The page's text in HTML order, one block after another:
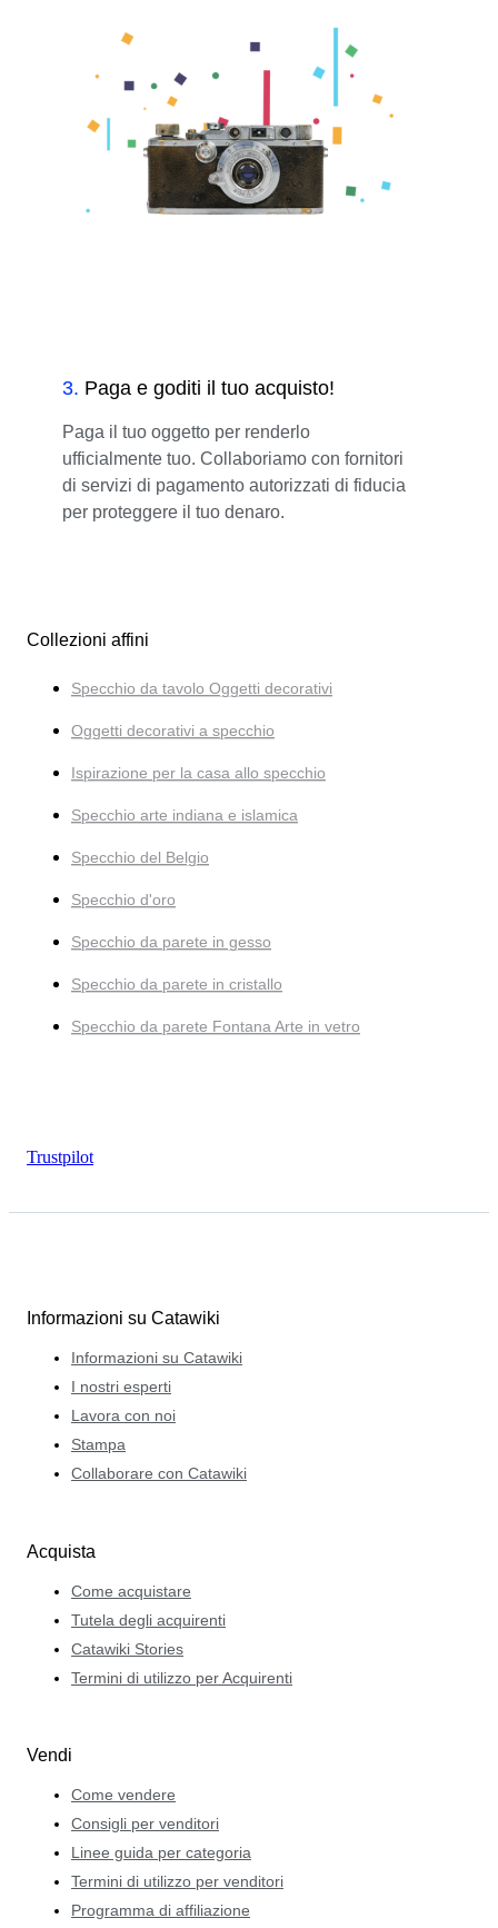
3. Paga e goditi il tuo acquisto!
Paga il tuo oggetto per renderlo
ufficialmente tuo. Collaboriamo con fornitori
di servizi di pagamento autorizzati di fiducia
per proteggere il tuo denaro.
Collezioni affini
Specchio da tavolo Oggetti decorativi
Oggetti decorativi a specchio
Ispirazione per la casa allo specchio
Specchio arte indiana e islamica
Specchio del Belgio
Specchio d'oro
Specchio da parete in gesso
Specchio da parete in cristallo
Specchio da parete Fontana Arte in vetro
Trustpilot
Informazioni su Catawiki
Informazioni su Catawiki
I nostri esperti
Lavora con noi
Stampa
Collaborare con Catawiki
Acquista
Come acquistare
Tutela degli acquirenti
Catawiki Stories
Termini di utilizzo per Acquirenti
Vendi
Come vendere
Consigli per venditori
Linee guida per categoria
Termini di utilizzo per venditori
Programma di affiliazione